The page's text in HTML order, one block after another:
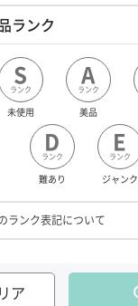
ランク
S
ランク
未使用
A
ランク
美品
D
ランク
難あり
E
ランク
ジャンク
ランク表記について
ア